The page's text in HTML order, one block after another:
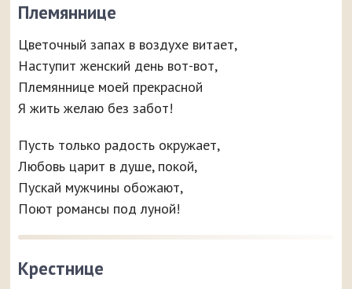
Племяннице
Цветочный запах в воздухе витает,
Наступит женский день вот-вот,
Племяннице моей прекрасной
Я жить желаю без забот!
Пусть только радость окружает,
Любовь царит в душе, покой,
Пускай мужчины обожают,
Поют романсы под луной!
Крестнице